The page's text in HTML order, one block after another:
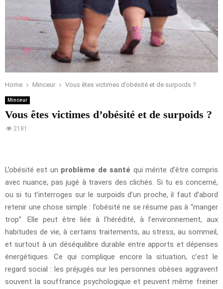
Home Minceur Vous êtes victimes d’obésité et de surpoids ?
Minceur
Vous êtes victimes d’obésité et de surpoids ?
2181
L’obésité est un problème de santé qui mérite d’être compris
avec nuance, pas jugé à travers des clichés. Si tu es concerné,
ou si tu t’interroges sur le surpoids d’un proche, il faut d’abord
retenir une chose simple : l’obésité ne se résume pas à “manger
trop”. Elle peut être liée à l’hérédité, à l’environnement, aux
habitudes de vie, à certains traitements, au stress, au sommeil,
et surtout à un déséquilibre durable entre apports et dépenses
énergétiques. Ce qui complique encore la situation, c’est le
regard social : les préjugés sur les personnes obèses aggravent
souvent la souffrance psychologique et peuvent même freiner